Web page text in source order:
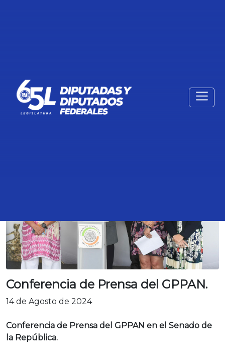
Conferencia de Prensa del GPPAN.
14 de Agosto de 2024
Conferencia de Prensa del GPPAN en el Senado de
la República.